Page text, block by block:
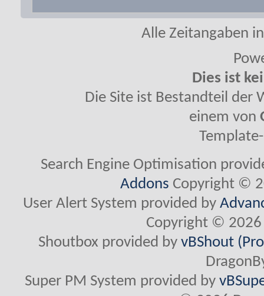
Alle Zeitangaben
Dies ist
Die Site ist Bestandteil der
einem von
Search Engine Optimisation
Addons Copyright ©
User Alert System provided by
Copyright © 2026
Shoutbox provided byvBShout
Super PM System provided by